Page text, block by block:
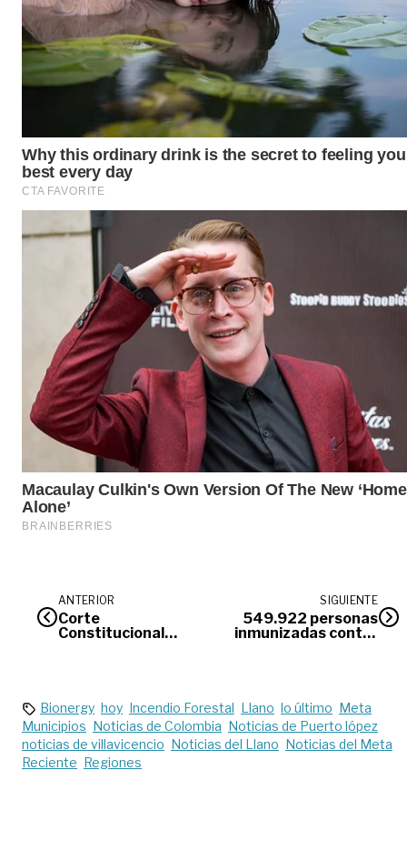
ANTERIOR
Corte
Constitucional
SIGUIENTE
549.922 personas
inmunizadas contra
Bionergy hoy Incendio Forestal Llano lo último Meta
Municipios Noticias de Colombia Noticias de Puerto lópez
noticias de villavicencio Noticias del Llano Noticias del Meta
Reciente Regiones